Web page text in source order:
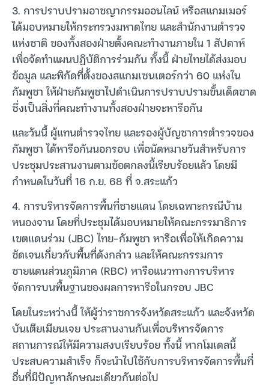
3. การปราบปรามอาชญากรรมออนไลน์ หรือสแกมเมอร์
ได้มอบหมายให้กระทรวงมหาดไทย และสำนักงานตำรวจ
แห่งชาติ ของทั้งสองฝ่ายตั้งคณะทำงานภายใน 1 สัปดาห์
เพื่อจัดทำแผนปฏิบัติการร่วมกัน ทั้งนี้ ฝ่ายไทยได้ส่งมอบ
ข้อมูล และพิกัดที่ตั้งของสแกมเซนเตอร์กว่า 60 แห่งใน
กัมพูชา ให้ฝ่ายกัมพูชาไปดำเนินการปราบปรามขั้นเด็ดขาด
ซึ่งเป็นสิ่งที่คณะทำงานทั้งสองฝ่ายจะหารือกัน
และวันนี้ ผู้แทนตำรวจไทย และรองผู้บัญชาการตำรวจของ
กัมพูชา ได้หารือกันนอกรอบ เพื่อนัดหมายวันสำหรับการ
ประชุมประสานงานตามข้อตกลงนี้เรียบร้อยแล้ว โดยมี
กำหนดในวันที่ 16 ก.ย. 68 ที่ จ.สระแก้ว
4. การบริหารจัดการพื้นที่ชายแดน โดยเฉพาะกรณีบ้าน
หนองจาน โดยที่ประชุมได้มอบหมายให้คณะกรรมาธิการ
เขตแดนร่วม (JBC) ไทย-กัมพูชา หารือเพื่อให้เกิดความ
ชัดเจนเกี่ยวกับพื้นที่ดังกล่าว และให้คณะกรรมการ
ชายแดนส่วนภูมิภาค (RBC) หารือแนวทางการบริหาร
จัดการบนพื้นฐานของผลการหารือในกรอบ JBC
โดยในระหว่างนี้ ให้ผู้ว่าราชการจังหวัดสระแก้ว และจังหวัด
บันเตียเมียนเจย ประสานงานกันเพื่อบริหารจัดการ
สถานการณ์ให้มีความสงบเรียบร้อย ทั้งนี้ หากโมเดลนี้
ประสบความสำเร็จ ก็จะนำไปใช้กับการบริหารจัดการพื้นที่
อื่นที่มีปัญหาลักษณะเดียวกันต่อไป